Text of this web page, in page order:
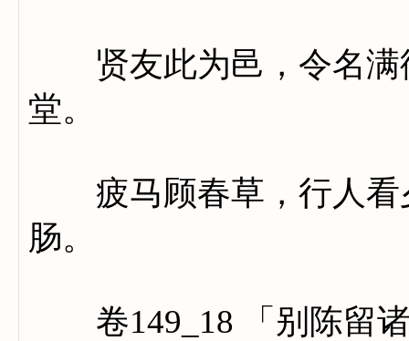
贤友此为邑，令名满
堂。
疲马顾春草，行人看
肠。
卷149_18 「别陈留诸